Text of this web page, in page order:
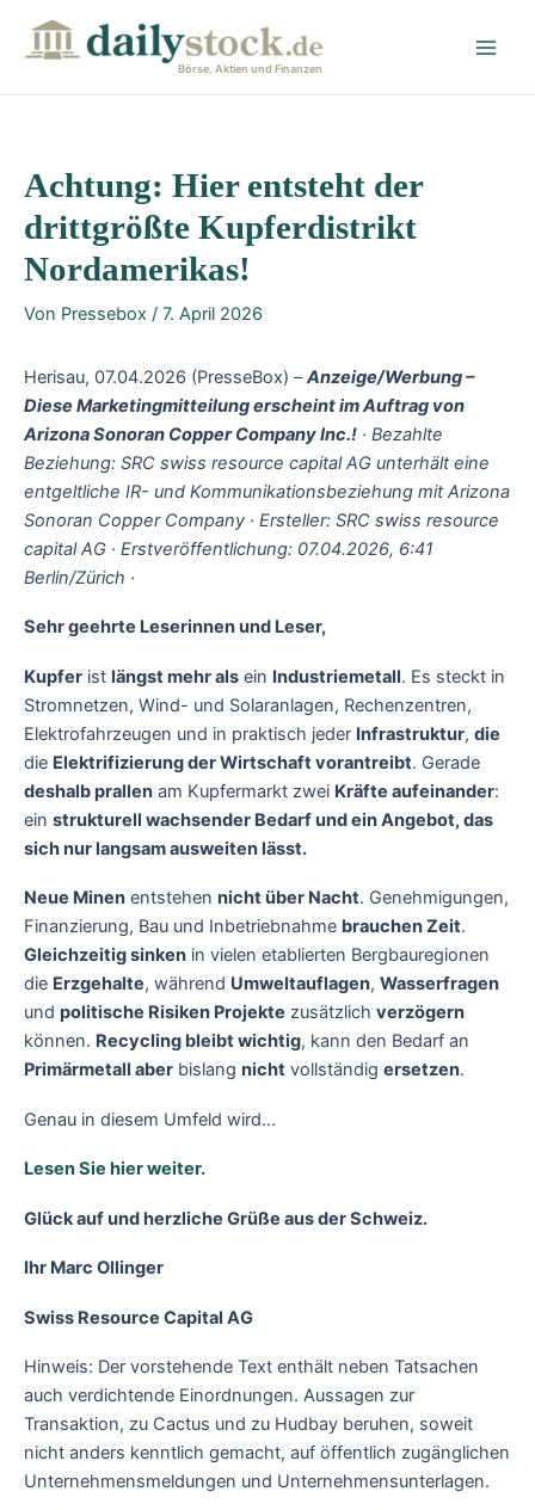
Börse, Aktien und Finanzen
Achtung: Hier entsteht der
drittgrößte Kupferdistrikt
Nordamerikas!
Von Pressebox / 7. April 2026
Herisau, 07.04.2026 (PresseBox) –Anzeige/Werbung –
Diese Marketingmitteilung erscheint im Auftrag von
Arizona Sonoran Copper Company Inc.! · Bezahlte
Beziehung: SRC swiss resource capital AG unterhält eine
entgeltliche IR- und Kommunikationsbeziehung mit Arizona
Sonoran Copper Company · Ersteller: SRC swiss resource
capital AG · Erstveröffentlichung: 07.04.2026, 6:41
Berlin/Zürich ·
Sehr geehrte Leserinnen und Leser,
Kupfer ist längst mehr als ein Industriemetall. Es steckt in
Stromnetzen, Wind- und Solaranlagen, Rechenzentren,
Elektrofahrzeugen und in praktisch jeder Infrastruktur, die
die Elektrifizierung der Wirtschaft vorantreibt. Gerade
deshalb prallen am Kupfermarkt zwei Kräfte aufeinander:
ein strukturell wachsender Bedarf und ein Angebot, das
sich nur langsam ausweiten lässt.
Neue Minen entstehen nicht über Nacht. Genehmigungen,
Finanzierung, Bau und Inbetriebnahme brauchen Zeit.
Gleichzeitig sinken in vielen etablierten Bergbauregionen
die Erzgehalte, während Umweltauflagen, Wasserfragen
und politische Risiken Projekte zusätzlich verzögern
können. Recycling bleibt wichtig, kann den Bedarf an
Primärmetall aber bislang nicht vollständig ersetzen.
Genau in diesem Umfeld wird…
Lesen Sie hier weiter.
Glück auf und herzliche Grüße aus der Schweiz.
Ihr Marc Ollinger
Swiss Resource Capital AG
Hinweis: Der vorstehende Text enthält neben Tatsachen
auch verdichtende Einordnungen. Aussagen zur
Transaktion, zu Cactus und zu Hudbay beruhen, soweit
nicht anders kenntlich gemacht, auf öffentlich zugänglichen
Unternehmensmeldungen und Unternehmensunterlagen.